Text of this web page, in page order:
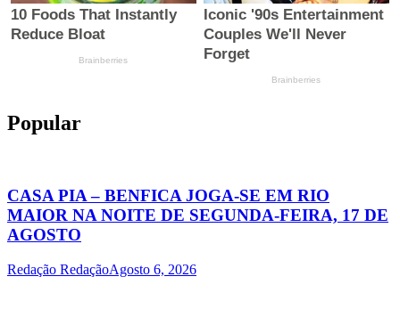
Popular
CASA PIA – BENFICA JOGA-SE EM RIO
MAIOR NA NOITE DE SEGUNDA-FEIRA, 17 DE
AGOSTO
Redação RedaçãoAgosto 6, 2026